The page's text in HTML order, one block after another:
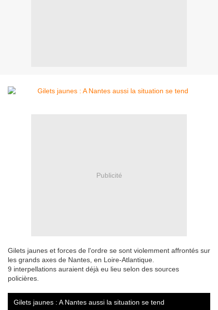
Publicité
Gilets jaunes et forces de l'ordre se sont violemment affrontés sur
les grands axes de Nantes, en Loire-Atlantique.
9 interpellations auraient déjà eu lieu selon des sources
policières.